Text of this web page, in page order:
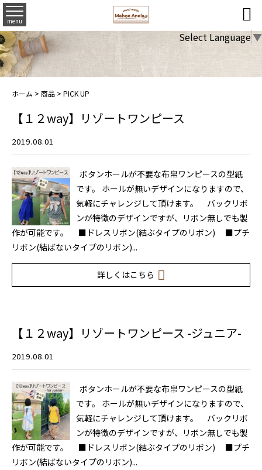
menu 
Select Language▼
ホーム > 商品 > PICK UP
【１２way】リゾートワンピース
2019.08.01
ボタンホールが不要な布帛ワンピースの型紙
です。 ホールが無いデザインになりますので、
気軽にチャレンジして頂けます。 バックリボ
ンが特徴のデザインですが、リボン無しでも製
作が可能です。 ■ドレスリボン(結ぶタイプのリボン) ■プチ
リボン(結ばないタイプのリボン)...
詳しくはこちら
【１２way】リゾートワンピース -ジュニア-
2019.08.01
ボタンホールが不要な布帛ワンピースの型紙
です。 ホールが無いデザインになりますので、
気軽にチャレンジして頂けます。 バックリボ
ンが特徴のデザインですが、リボン無しでも製
作が可能です。 ■ドレスリボン(結ぶタイプのリボン) ■プチ
リボン(結ばないタイプのリボン)...